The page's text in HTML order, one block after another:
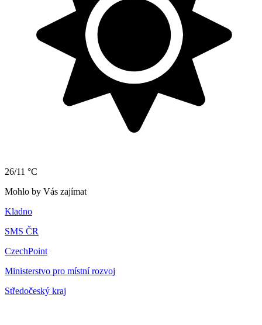
26/11 °C
Mohlo by Vás zajímat
Kladno
SMS ČR
CzechPoint
Ministerstvo pro místní rozvoj
Středočeský kraj